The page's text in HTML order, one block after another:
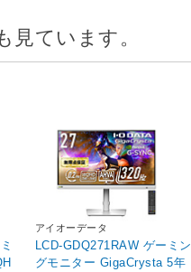
ています。
アイオーデータ
LCD-GDQ271RAW ゲーミン
グモニター GigaCrysta 5年